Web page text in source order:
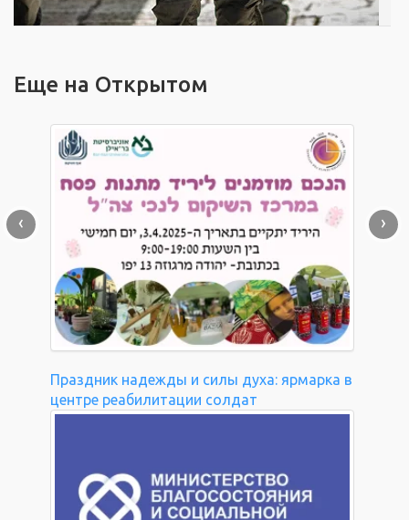
Еще на Открытом
Праздник надежды и силы духа: ярмарка в
центре реабилитации солдат
‹ ›